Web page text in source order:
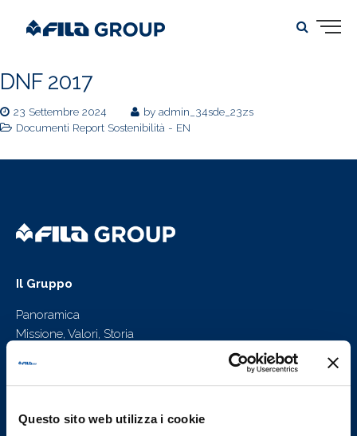
Questo sito web utilizza i cookie
DNF 2017
23 Settembre 2024 by admin_34sde_23zs
Documenti Report Sostenibilità - EN
Il Gruppo
Panoramica
Missione, Valori, Storia
Modello di Business
Piano Strategico